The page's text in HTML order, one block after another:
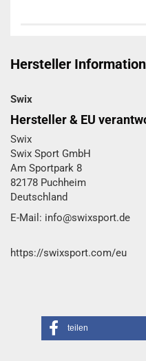
Hersteller
Swix
Hersteller & EU
Swix
Swix Sport GmbH​
Am Sportpark 8
82178 Puchheim
Deutschland
E-Mail: info@swixsport.de
https://swixsport.com/eu
teilen